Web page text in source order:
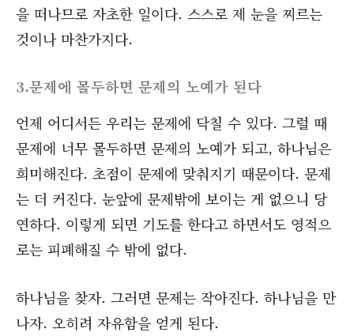
을 떠나므로 자초한 일이다. 스스로 제 눈을 찌르는
것이나 마찬가지다.
3.문제에 몰두하면 문제의 노예가 된다
언제 어디서든 우리는 문제에 닥칠 수 있다. 그럴 때
문제에 너무 몰두하면 문제의 노예가 되고, 하나님은
희미해진다. 초점이 문제에 맞춰지기 때문이다. 문제
는 더 커진다. 눈앞에 문제밖에 보이는 게 없으니 당
연하다. 이렇게 되면 기도를 한다고 하면서도 영적으
로는 피폐해질 수 밖에 없다.
하나님을 찾자. 그러면 문제는 작아진다. 하나님을 만
나자. 오히려 자유함을 얻게 된다.